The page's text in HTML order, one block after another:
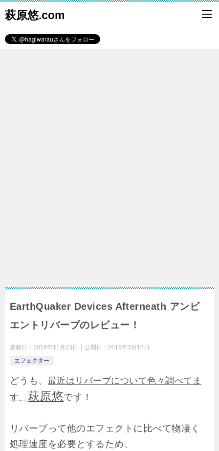
萩原悠.com
EarthQuaker Devices Afterneath アンビ
エントリバーブのレビュー！
更新日： 2019年11月23日 公開日： 2019年3月18日
エフェクター
どうも、 最近はリバーブについて色々調べてま
す、 萩原悠です！
リバーブって他のエフェクトに比べて物凄く
処理速度を必要とするため、